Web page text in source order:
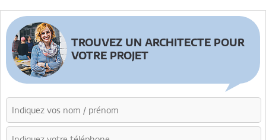
TROUVEZ UN ARCHITECTE POUR
VOTRE PROJET